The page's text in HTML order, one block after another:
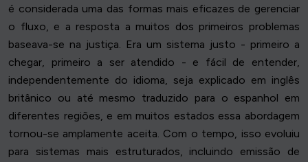
é considerada uma das formas mais eficazes de gerenciar
o fluxo, e a resposta a muitos dos primeiros problemas
baseava-se na justiça. Era um sistema justo - primeiro a
chegar, primeiro a ser atendido - e fácil de entender,
independentemente do idioma, seja explicado em inglês
britânico ou até mesmo traduzido para o espanhol em
diferentes regiões, e em muitos estados essa abordagem
tornou-se amplamente aceita. Com o tempo, isso evoluiu
para sistemas mais estruturados, incluindo emissão de